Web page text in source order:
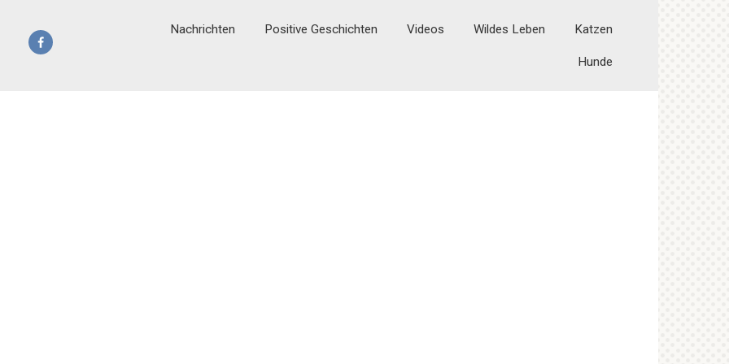
Nachrichten Positive Geschichten Videos Wildes Leben Katzen
Hunde